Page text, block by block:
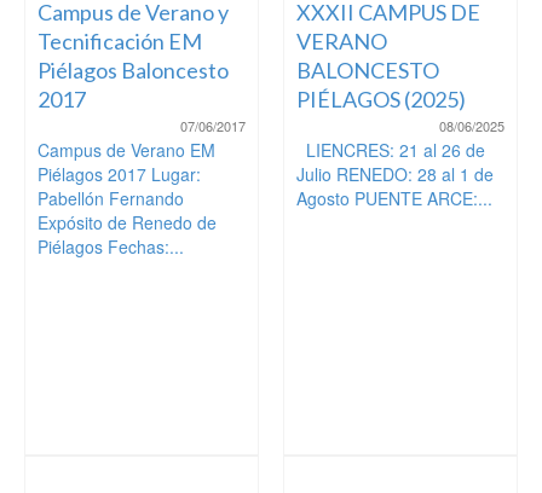
Campus de Verano y
Tecnificación EM
Piélagos Baloncesto
2017
07/06/2017
Campus de Verano EM
Piélagos 2017 Lugar:
Pabellón Fernando
Expósito de Renedo de
Piélagos Fechas:...
XXXII CAMPUS DE
VERANO
BALONCESTO
PIÉLAGOS (2025)
08/06/2025
LIENCRES: 21 al 26 de
Julio RENEDO: 28 al 1 de
Agosto PUENTE ARCE:...